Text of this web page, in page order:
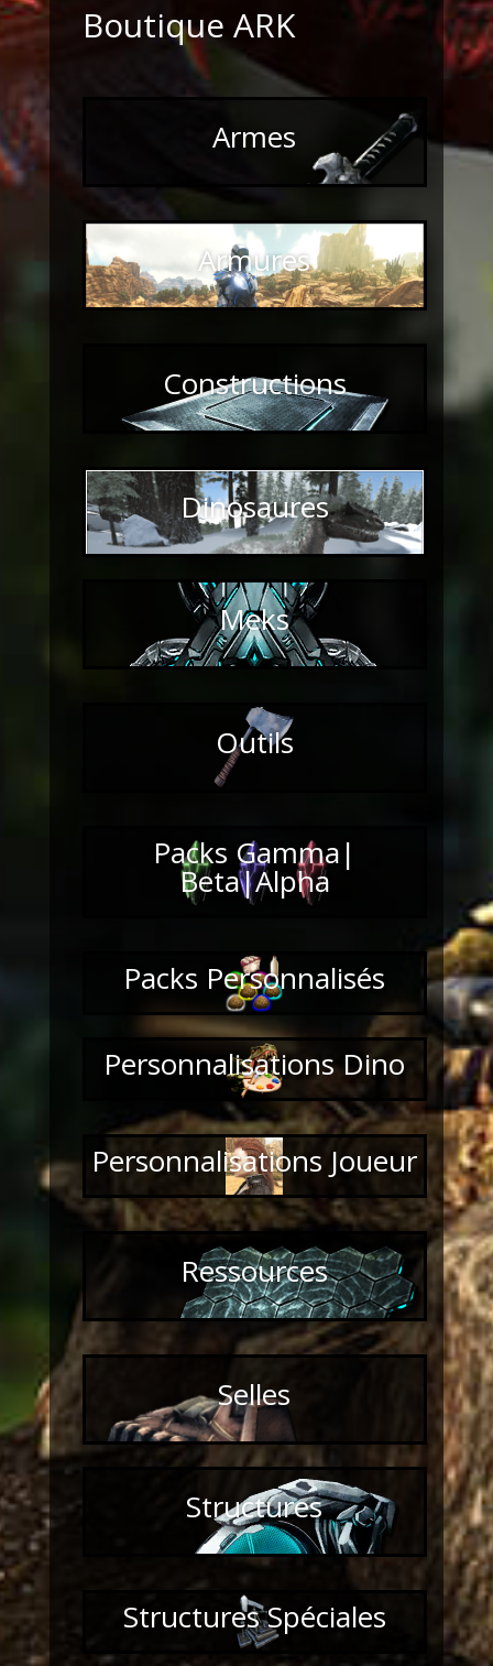
Boutique ARK
Armes
Armures
Constructions
Dinosaures
Meks
Outils
Packs Gamma|
Beta|Alpha
Packs Personnalisés
Personnalisations Dino
Personnalisations Joueur
Ressources
Selles
Structures
Structures Spéciales